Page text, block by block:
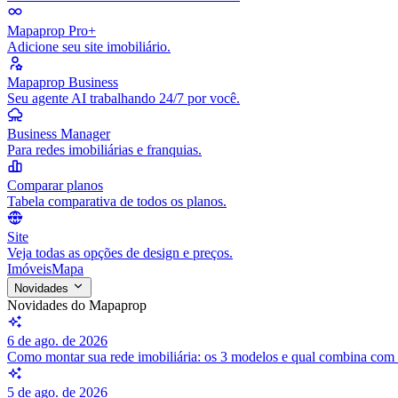
Mapaprop Pro+
Adicione seu site imobiliário.
Mapaprop Business
Seu agente AI trabalhando 24/7 por você.
Business Manager
Para redes imobiliárias e franquias.
Comparar planos
Tabela comparativa de todos os planos.
Site
Veja todas as opções de design e preços.
ImóveisMapa
Novidades
Novidades do Mapaprop
6 de ago. de 2026
Como montar sua rede imobiliária: os 3 modelos e qual combina com
5 de ago. de 2026